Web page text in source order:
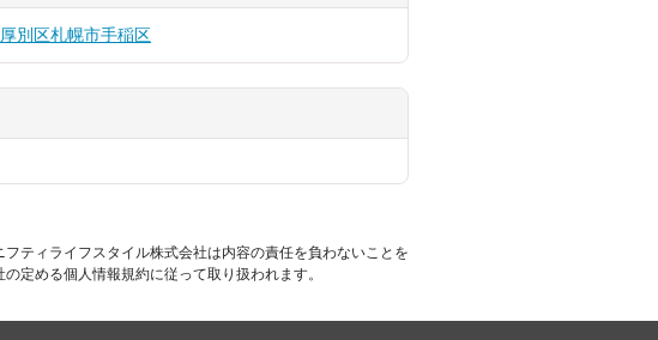
別区札幌市手稲区
ティライフスタイル株式会社は内容の責任を負わないことを
定める個人情報規約に従って取り扱われます。